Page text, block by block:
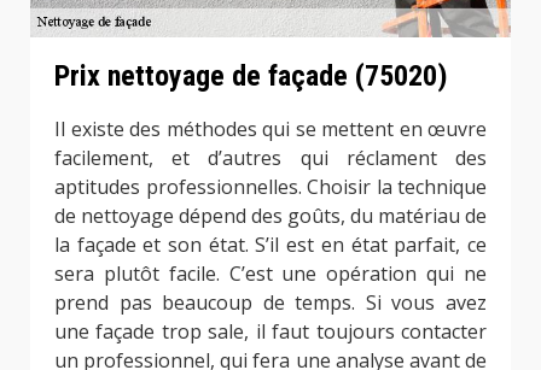
Prix nettoyage de façade (75020)
Il existe des méthodes qui se mettent en œuvre
facilement, et d’autres qui réclament des
aptitudes professionnelles. Choisir la technique
de nettoyage dépend des goûts, du matériau de
la façade et son état. S’il est en état parfait, ce
sera plutôt facile. C’est une opération qui ne
prend pas beaucoup de temps. Si vous avez
une façade trop sale, il faut toujours contacter
un professionnel, qui fera une analyse avant de